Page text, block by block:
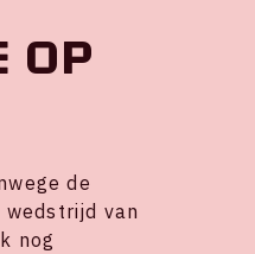
op
de
van
nog